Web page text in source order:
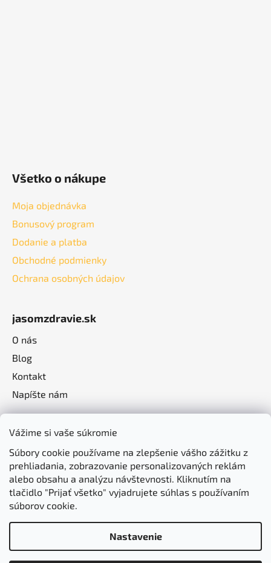
Vážime si vaše súkromie
Súbory cookie používame na zlepšenie vášho zážitku z
prehliadania, zobrazovanie personalizovaných reklám
alebo obsahu a analýzu návštevnosti. Kliknutím na
tlačidlo "Prijať všetko" vyjadrujete súhlas s používaním
súborov cookie.
Nastavenie
Všetko o nákupe
Moja objednávka
Bonusový program
Dodanie a platba
Obchodné podmienky
Ochrana osobných údajov
jasomzdravie.sk
O nás
Blog
Kontakt
Napíšte nám